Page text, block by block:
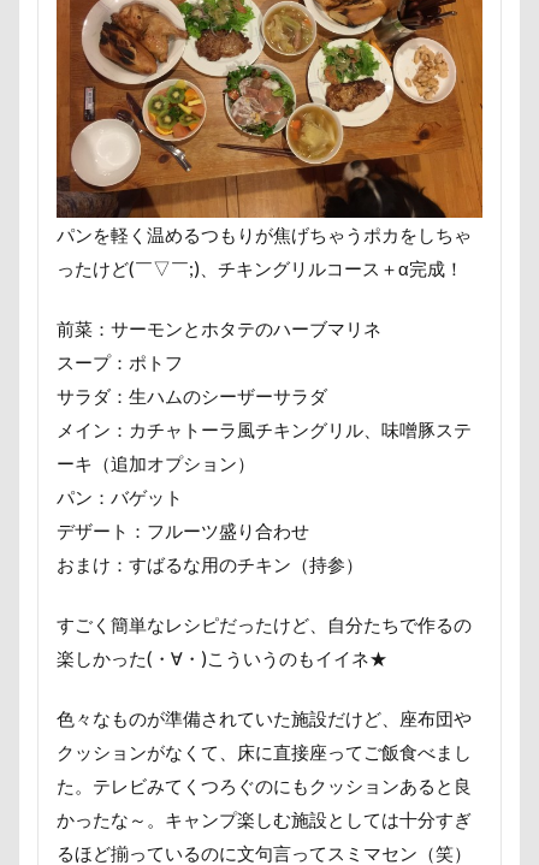
パンを軽く温めるつもりが焦げちゃうポカをしちゃ
ったけど(￣▽￣;)、チキングリルコース＋α完成！
前菜：サーモンとホタテのハーブマリネ
スープ：ポトフ
サラダ：生ハムのシーザーサラダ
メイン：カチャトーラ風チキングリル、味噌豚ステ
ーキ（追加オプション）
パン：バゲット
デザート：フルーツ盛り合わせ
おまけ：すばるな用のチキン（持参）
すごく簡単なレシピだったけど、自分たちで作るの
楽しかった(・∀・)こういうのもイイネ★
色々なものが準備されていた施設だけど、座布団や
クッションがなくて、床に直接座ってご飯食べまし
た。テレビみてくつろぐのにもクッションあると良
かったな～。キャンプ楽しむ施設としては十分すぎ
るほど揃っているのに文句言ってスミマセン（笑）
TOTO
TOSHIBA
Surface Pro 4
StudioRitz
WANDAWAY
STARWARS
SONY
Simplers SEL35F18
SA
RUBYちゃん
RICKくん
RENZOちゃん
RAIN DOGS
wan Wanday
いたずらっこ
あおいちゃん
いえ～ぃ
あわわ
ありがとう
あずきちゃん
あすかちゃん
あきらちゃん
あいちゃん
WANS.tokyo
【細糸】マリンワッペン付しましまサマーニット
ZAKKA SHOP LOOP
WithDog
イチゴ狩り
イヌトランプ
ディーンくん
トイレ
トイプードル
ディナー
ディアーホーン
テレビ鑑賞
テレビ
テラス席 テラスOK
テトラくん
テディベアミュージアム
テディベア
トイ・プードル
ティーカップ